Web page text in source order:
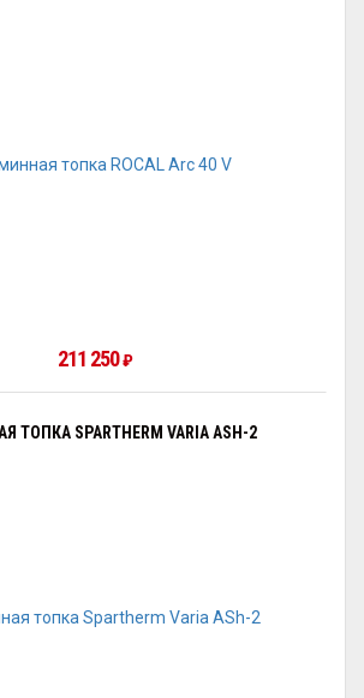
211 250₽
ТОПКА SPARTHERM VARIA ASH-2